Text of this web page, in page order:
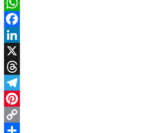
WhatsApp
Facebook
LinkedIn
X
Threads
Telegram
Pinterest
Copy